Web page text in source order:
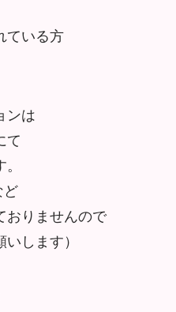
ている方
ンは
て
ど
おりませんので
します）